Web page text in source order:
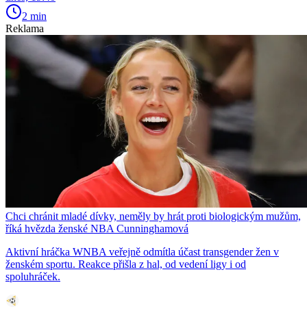
2 min
Reklama
Chci chránit mladé dívky, neměly by hrát proti biologickým mužům,
říká hvězda ženské NBA Cunninghamová
Aktivní hráčka WNBA veřejně odmítla účast transgender žen v
ženském sportu. Reakce přišla z hal, od vedení ligy i od
spoluhráček.